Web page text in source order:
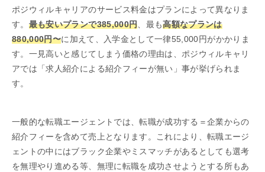
ポジウィルキャリアのサービス料金はプランによって異なりま
す。 最も安いプランで385,000円、最も高額なプランは
880,000円〜に加えて、入学金として一律55,000円がかかりま
す。一見高いと感じてしまう価格の理由は、ポジウィルキャリ
アでは「求人紹介による紹介フィーが無い」事が挙げられま
す。
一般的な転職エージェントでは、転職が成功する＝企業からの
紹介フィーを含めて売上となります。これにより、転職エージ
ェントの中にはブラック企業やミスマッチがあるとしても選考
を無理やり進める等、無理に転職を成功させようとする所もあ